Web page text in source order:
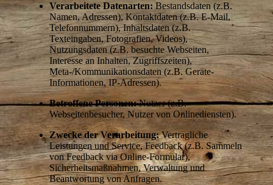
Verarbeitete Datenarten: Bestandsdaten (z.B.
Namen, Adressen), Kontaktdaten (z.B. E-Mail,
Telefonnummern), Inhaltsdaten (z.B.
Texteingaben, Fotografien, Videos),
Nutzungsdaten (z.B. besuchte Webseiten,
Interesse an Inhalten, Zugriffszeiten),
Meta-/Kommunikationsdaten (z.B. Geräte-
Informationen, IP-Adressen).
Betroffene Personen:Nutzer (z.B.
Webseitenbesucher, Nutzer von Onlinediensten).
Zwecke der Verarbeitung:Vertragliche
Leistungen und Service, Feedback (z.B. Sammeln
von Feedback via Online-Formular),
Sicherheitsmaßnahmen, Verwaltung und
Beantwortung von Anfragen.